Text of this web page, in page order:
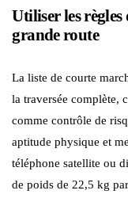
Utiliser les
grande route
La liste de courte
la traversée complète,
comme contrôle de
aptitude physique et
téléphone satellite ou
de poids de 22,5 kg